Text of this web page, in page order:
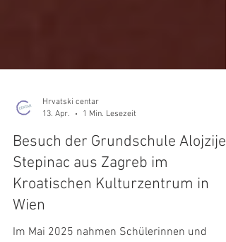
Hrvatski centar
13. Apr.
1 Min. Lesezeit
Besuch der Grundschule Alojzije
Stepinac aus Zagreb im
Kroatischen Kulturzentrum in